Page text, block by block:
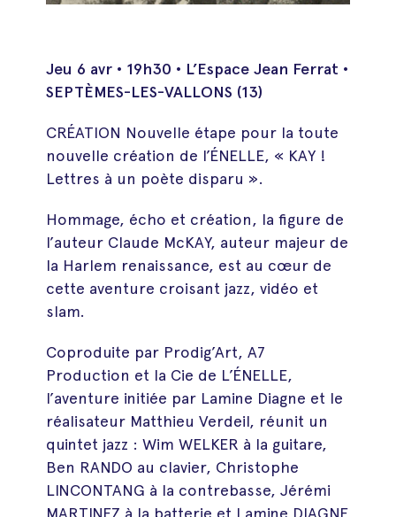
Jeu 6 avr • 19h30 • L’Espace Jean Ferrat •
SEPTÈMES-LES-VALLONS (13)
CRÉATION Nouvelle étape pour la toute
nouvelle création de l’ÉNELLE, « KAY !
Lettres à un poète disparu ».
Hommage, écho et création, la figure de
l’auteur Claude McKAY, auteur majeur de
la Harlem renaissance, est au cœur de
cette aventure croisant jazz, vidéo et
slam.
Coproduite par Prodig’Art, A7
Production et la Cie de L’ÉNELLE,
l’aventure initiée par Lamine Diagne et le
réalisateur Matthieu Verdeil, réunit un
quintet jazz : Wim WELKER à la guitare,
Ben RANDO au clavier, Christophe
LINCONTANG à la contrebasse, Jérémi
MARTINEZ à la batterie et Lamine DIAGNE